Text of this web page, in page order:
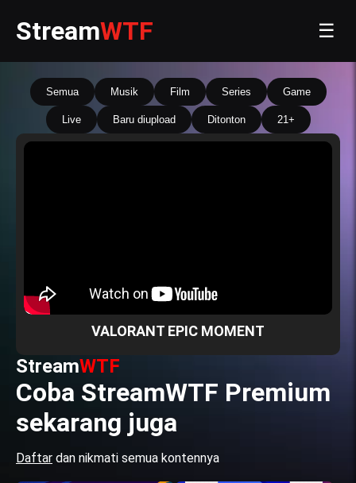
StreamWTF ☰
Semua Musik Film Series Game
Live Baru diupload Ditonton 21+
VALORANT EPIC MOMENT
StreamWTF
Coba StreamWTF Premium
sekarang juga
Daftar dan nikmati semua kontennya